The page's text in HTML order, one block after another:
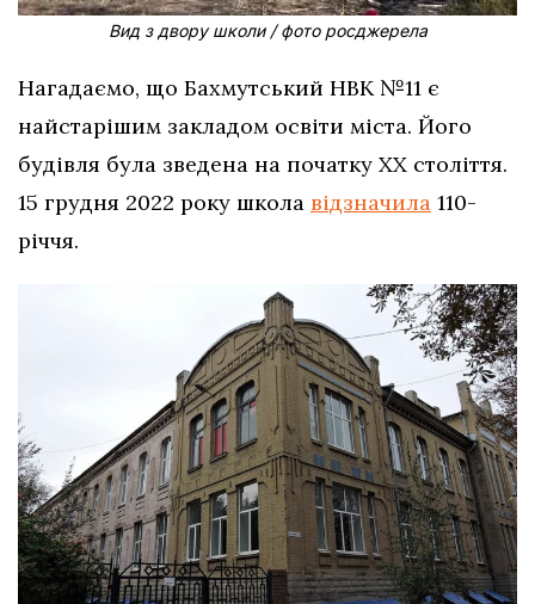
Вид з двору школи / фото росджерела
Нагадаємо, що Бахмутський НВК №11 є
найстарішим закладом освіти міста. Його
будівля була зведена на початку ХХ століття.
15 грудня 2022 року школа відзначила 110-
річчя.